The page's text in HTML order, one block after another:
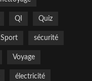
QI Quiz
Sport sécurité
Voyage
électricité